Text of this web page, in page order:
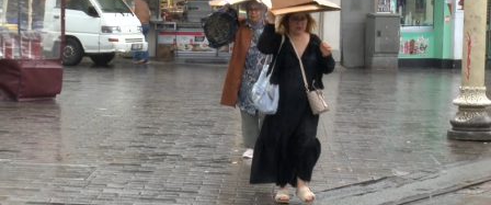
İstanbul Büyükşehir Belediyesi AKOM, 29 Mayıs
2026 Cuma gününe ait günlük hava durumu ve
haftalık tahmin raporunu yayımladı. Bugün
aralıklarla sağanak yağış geçişleri beklenirken,
hafta sonu itibarıyla yağışların duracağı ve
sıcaklıkların yaz değerlerine doğru yükseleceği
açıklandı.